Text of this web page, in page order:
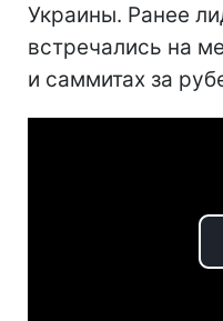
Украины. Ранее
встречались на
и саммитах за